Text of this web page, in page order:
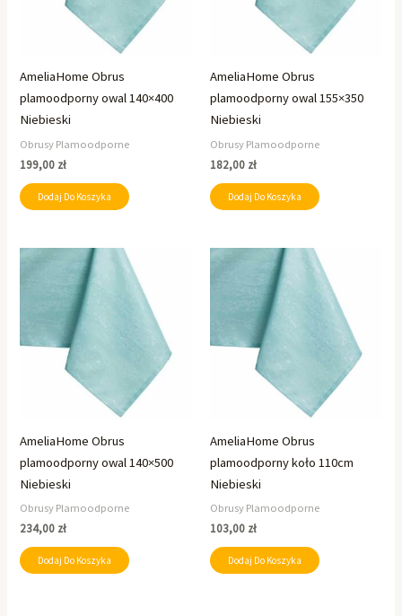
AmeliaHome Obrus
plamoodporny owal 140×400
Niebieski
Obrusy Plamoodporne
199,00 zł
Dodaj Do Koszyka
AmeliaHome Obrus
plamoodporny owal 155×350
Niebieski
Obrusy Plamoodporne
182,00 zł
Dodaj Do Koszyka
AmeliaHome Obrus
plamoodporny owal 140×500
Niebieski
Obrusy Plamoodporne
234,00 zł
Dodaj Do Koszyka
AmeliaHome Obrus
plamoodporny koło 110cm
Niebieski
Obrusy Plamoodporne
103,00 zł
Dodaj Do Koszyka